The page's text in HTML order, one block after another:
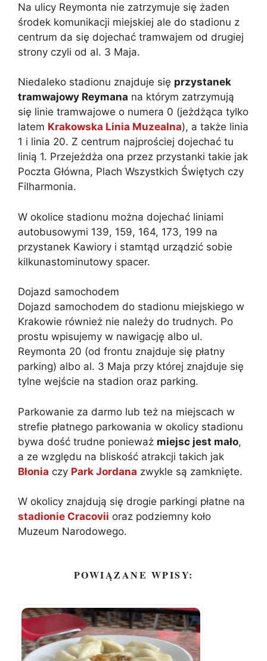
Na ulicy Reymonta nie zatrzymuje się żaden
środek komunikacji miejskiej ale do stadionu z
centrum da się dojechać tramwajem od drugiej
strony czyli od al. 3 Maja.
Niedaleko stadionu znajduje się przystanek
tramwajowy Reymana na którym zatrzymują
się linie tramwajowe o numera 0 (jeżdżąca tylko
latem Krakowska Linia Muzealna), a także linia
1 i linia 20. Z centrum najprościej dojechać tu
linią 1. Przejeżdża ona przez przystanki takie jak
Poczta Główna, Plach Wszystkich Świętych czy
Filharmonia.
W okolice stadionu można dojechać liniami
autobusowymi 139, 159, 164, 173, 199 na
przystanek Kawiory i stamtąd urządzić sobie
kilkunastominutowy spacer.
Dojazd samochodem
Dojazd samochodem do stadionu miejskiego w
Krakowie również nie należy do trudnych. Po
prostu wpisujemy w nawigację albo ul.
Reymonta 20 (od frontu znajduje się płatny
parking) albo al. 3 Maja przy której znajduje się
tylne wejście na stadion oraz parking.
Parkowanie za darmo lub też na miejscach w
strefie płatnego parkowania w okolicy stadionu
bywa dość trudne ponieważ miejsc jest mało,
a ze względu na bliskość atrakcji takich jak
Błonia czy Park Jordana zwykle są zamknięte.
W okolicy znajdują się drogie parkingi płatne na
stadionie Cracovii oraz podziemny koło
Muzeum Narodowego.
POWIĄZANE WPISY: